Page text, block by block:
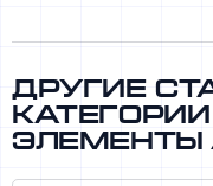
Другие
Элементы